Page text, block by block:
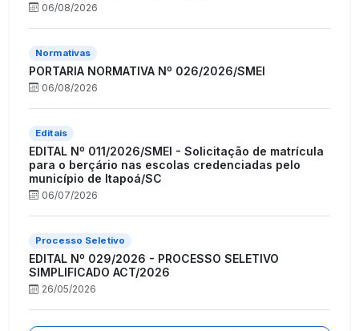
06/08/2026
Normativas
PORTARIA NORMATIVA Nº 026/2026/SMEI
06/08/2026
Editais
EDITAL Nº 011/2026/SMEI - Solicitação de matrícula
para o berçário nas escolas credenciadas pelo
município de Itapoá/SC
06/07/2026
Processo Seletivo
EDITAL Nº 029/2026 - PROCESSO SELETIVO
SIMPLIFICADO ACT/2026
26/05/2026